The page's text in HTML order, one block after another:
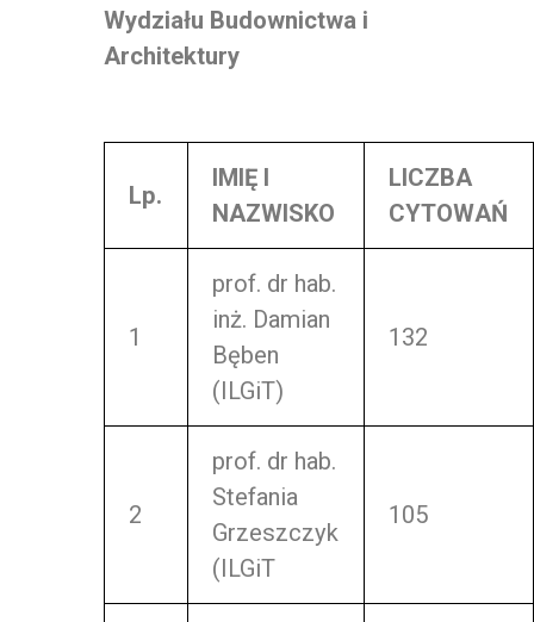
Wydziału Budownictwa i
Architektury
Lp.
IMIĘ I
NAZWISKO
LICZBA
CYTOWAŃ
1
prof. dr hab.
inż. Damian
Bęben
(ILGiT)
132
2
prof. dr hab.
Stefania
Grzeszczyk
(ILGiT
105